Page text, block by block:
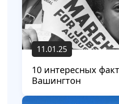
11.01.25
10 интересных
Вашингтон